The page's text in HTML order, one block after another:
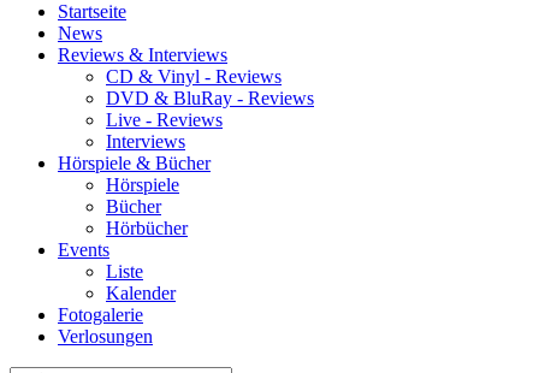
Startseite
News
Reviews & Interviews
CD & Vinyl - Reviews
DVD & BluRay - Reviews
Live - Reviews
Interviews
Hörspiele & Bücher
Hörspiele
Bücher
Hörbücher
Events
Liste
Kalender
Fotogalerie
Verlosungen